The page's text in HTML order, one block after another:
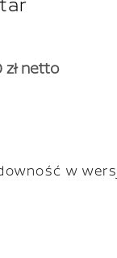
zł netto
w